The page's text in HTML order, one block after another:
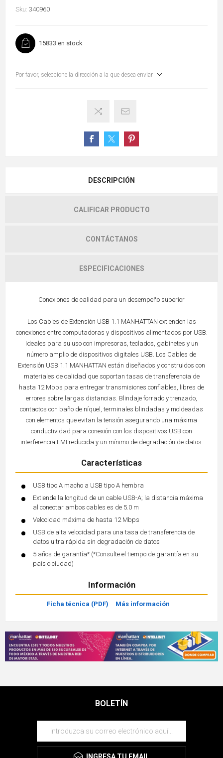
Sku: 340960
15833 en stock
Por favor, seleccione la dirección a la que desea enviar
DESCRIPCIÓN
CALIFICAR PRODUCTO
CONTÁCTANOS
ESPECIFICACIONES
Conexiones de calidad para un desempeño superior
Los Cables de Extensión USB 1.1 MANHATTAN extienden las
conexiones entre computadoras y dispositivos alimentados por USB.
Ideales para su uso con impresoras, teclados, gabinetes y un
número amplio de dispositivos digitales USB. Los Cables de
Extensión USB 1.1 MANHATTAN están diseñados y construidos con
materiales de calidad que soportan tasas de transferencia de
hasta 12 Mbps para entregar transmisiones confiables, libres de
errores sobre largas distancias. Blindaje forrado y trenzado,
contactos con baño de níquel, terminales blindadas y moldeadas
con elementos que evitan la tensión asegurando una máxima
conductividad para conexión con los dispositivos USB con
interferencia EMI reducida y un mínimo de degradación de datos.
Características
USB tipo A macho a USB tipo A hembra
Extiende la longitud de un cable USB-A; la distancia máxima
al conectar ambos cables es de 5.0 m
Velocidad máxima de hasta 12 Mbps
USB de alta velocidad para una tasa de transferencia de
datos ultra rápida sin degradación de datos
5 años de garantía* (*Consulte el tiempo de garantía en su
país o ciudad)
Información
Ficha técnica (PDF) Más información
BOLETÍN